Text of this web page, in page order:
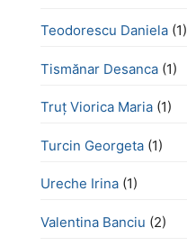
Teodorescu Daniela (1)
Tismănar Desanca (1)
Truț Viorica Maria (1)
Turcin Georgeta (1)
Ureche Irina (1)
Valentina Banciu (2)